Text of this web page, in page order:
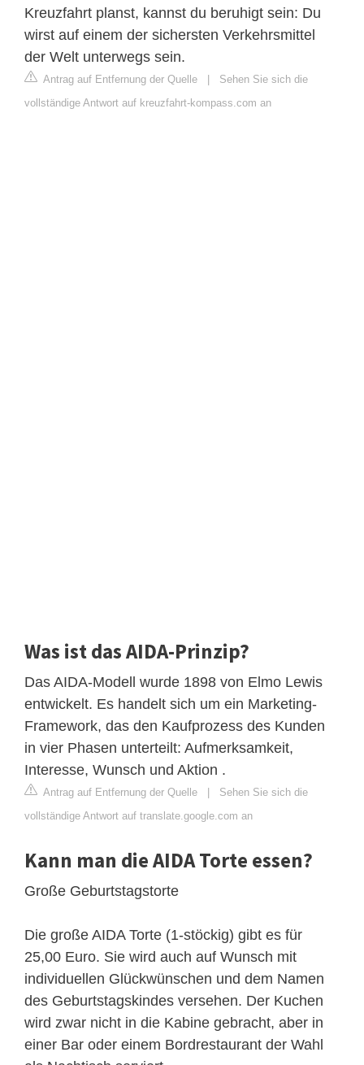
Kreuzfahrt planst, kannst du beruhigt sein: Du
wirst auf einem der sichersten Verkehrsmittel
der Welt unterwegs sein.
Antrag auf Entfernung der Quelle | Sehen Sie sich die
vollständige Antwort auf kreuzfahrt-kompass.com an
Was ist das AIDA-Prinzip?
Das AIDA-Modell wurde 1898 von Elmo Lewis
entwickelt. Es handelt sich um ein Marketing-
Framework, das den Kaufprozess des Kunden
in vier Phasen unterteilt: Aufmerksamkeit,
Interesse, Wunsch und Aktion .
Antrag auf Entfernung der Quelle | Sehen Sie sich die
vollständige Antwort auf translate.google.com an
Kann man die AIDA Torte essen?
Große Geburtstagstorte
Die große AIDA Torte (1-stöckig) gibt es für
25,00 Euro. Sie wird auch auf Wunsch mit
individuellen Glückwünschen und dem Namen
des Geburtstagskindes versehen. Der Kuchen
wird zwar nicht in die Kabine gebracht, aber in
einer Bar oder einem Bordrestaurant der Wahl